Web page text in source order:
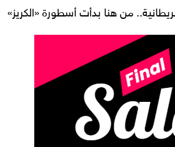
من هنا بدأت أسطورة «الكريز»